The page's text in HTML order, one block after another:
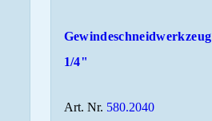
Gewindeschneidwerkzeug
1/4"
Art. Nr. 580.2040